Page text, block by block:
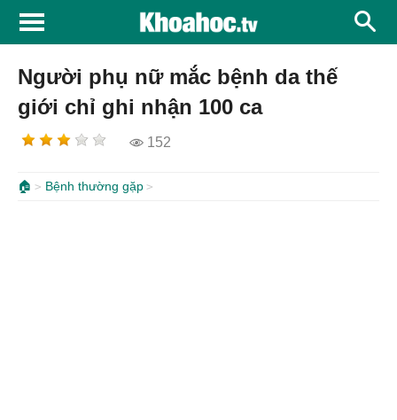
Người phụ nữ mắc bệnh da thế
giới chỉ ghi nhận 100 ca
152
🏠 Bệnh thường gặp